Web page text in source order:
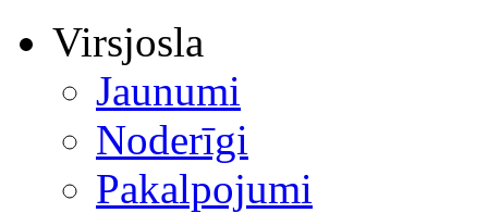
Virsjosla
Jaunumi
Noderīgi
Pakalpojumi